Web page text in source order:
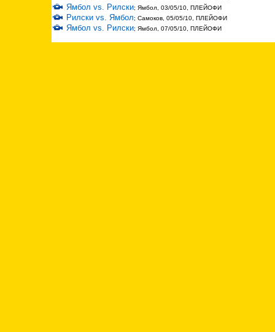
Ямбол vs. Рилски; Ямбол, 03/05/10, ПЛЕЙОФИ
Рилски vs. Ямбол; Самоков, 05/05/10, ПЛЕЙОФИ
Ямбол vs. Рилски; Ямбол, 07/05/10, ПЛЕЙОФИ